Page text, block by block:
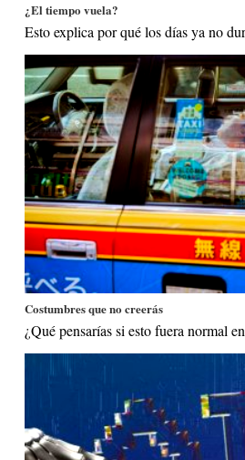
¿El tiempo vuela?
Esto explica por qué los días ya no
Costumbres que no creerás
¿Qué pensarías si esto fuera normal